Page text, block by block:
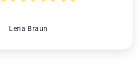
Lena Braun